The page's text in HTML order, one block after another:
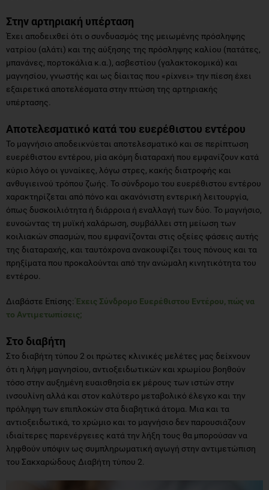
Στην αρτηριακή υπέρταση
Έχει αποδειχθεί ότι ο συνδυασμός της μειωμένης πρόσληψης
νατρίου (αλάτι) και της αύξησης της πρόσληψης καλίου (πατάτες,
μπανάνες, πορτοκάλια κ.α.), ασβεστίου (γαλακτοκομικά) και
μαγνησίου, γνωστής και ως δίαιτας που «ρίχνει» την πίεση έχει
εξαιρετικά αποτελέσματα στην πτώση της αρτηριακής
υπέρτασης.
Αποτελεσματικό κατά του ευερέθιστου εντέρου
Το μαγνήσιο αποδεικνύεται αποτελεσματικό και σε περίπτωση
ευερέθιστου εντέρου, μία ακόμη διαταραχή που εμφανίζουν κατά
κύριο λόγο οι γυναίκες, λόγω στρες, κακής διατροφής και
ανθυγιεινού τρόπου ζωής. Το σύνδρομο του ευερέθιστου εντέρου
χαρακτηρίζεται από πόνο και ακανόνιστη εντερική λειτουργία,
όπως δυσκοιλιότητα ή διάρροια ή εναλλαγή των δύο. Το μαγνήσιο,
ευνοώντας τη μυϊκή χαλάρωση, συμβάλλει στη μείωση των
κοιλιακών σπασμών, που εμφανίζονται στις οξείες φάσεις αυτής
της διαταραχής, και ταυτόχρονα ανακουφίζει τους πόνους και τα
πρηξίματα που προκαλούνται από την ανώμαλη κινητικότητα του
εντέρου.
Διαβάστε Επίσης:Έχεις Σύνδρομο Ευερέθιστου Εντέρου, πώς να
το Αντιμετωπίσεις;
Στο διαβήτη
Στο διαβήτη τύπου 2 οι πρώτες κλινικές μελέτες μας δείχνουν
ότι η λήψη μαγνησίου, αντιοξειδωτικών και χρωμίου βοηθούν
τόσο στην αυξημένη ευαισθησία εκ μέρους των ιστών στην
ινσουλίνη αλλά και στον καλύτερο μεταβολικό έλεγχο και την
πρόληψη των επιπλοκών στα διαβητικά άτομα. Μια και τα
αντιοξειδωτικά, το χρώμιο και το μαγνήσιο δεν παρουσιάζουν
ιδιαίτερες παρενέργειες κατά την λήξη τους θα μπορούσαν να
ληφθούν υπόψιν ως συμπληρωματική αγωγή στην αντιμετώπιση
του Σακχαρώδους Διαβήτη τύπου 2.